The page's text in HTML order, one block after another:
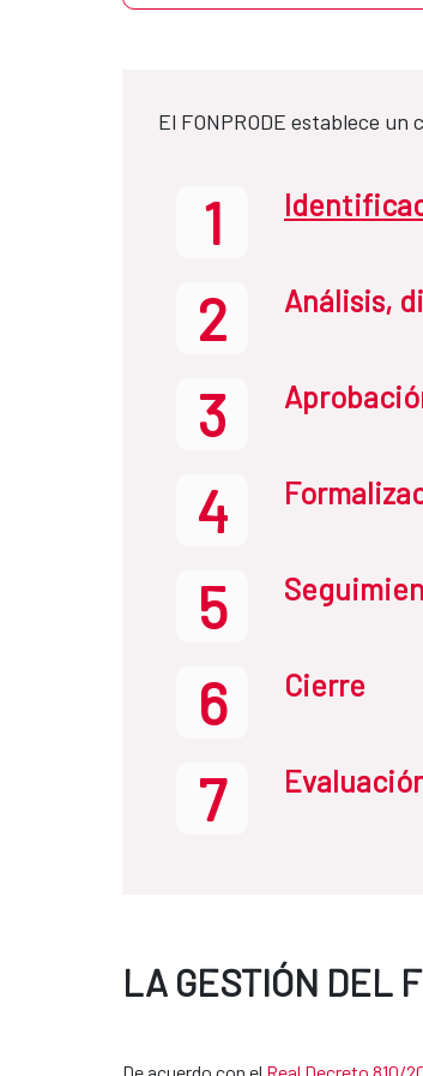
El FONPRODE establece
1
2 Análisis,
3
4
5
6 Cierre
7
LA GESTIÓN DEL